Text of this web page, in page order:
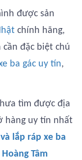
được sản
chính hãng,
đặc biệt chú
ba gác uy tín,
tìm được địa
hàng uy tín nhất
lắp ráp xe ba
Tâm